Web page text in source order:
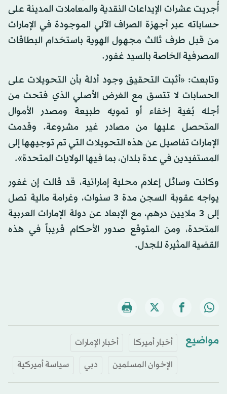
أُجريت عشرات الإيداعات النقدية والمعاملات المدينة على
حساباته عبر أجهزة الصراف الآلي الموجودة في الإمارات
من قبل طرف ثالث مجهول الهوية باستخدام البطاقات
المصرفية الخاصة بالسيد غفور.
وتابعت: «أثبت التحقيق وجود أدلة بأن التحويلات على
الحسابات لا تتسق مع الغرض الأصلي الذي فتحت من
أجله بُغية إخفاء أو تمويه طبيعة ومصدر الأموال
المتحصل عليها من مصادر غير مشروعة. وقدمت
الإمارات تفاصيل عن هذه التحويلات التي تم توجيهها إلى
المستفيدين في عدة بلدان، بما فيها الولايات المتحدة».
وكانت وسائل إعلام محلية إماراتية، قد قالت إن غفور
يواجه عقوبة السجن مدة 3 سنوات، وغرامة مالية تصل
إلى 3 ملايين درهم، مع الإبعاد عن دولة الإمارات العربية
المتحدة، ومن المتوقع صدور الأحكام قريباً في هذه
القضية المثيرة للجدل.
مواضيع أخبار أميركا
أخبار الإمارات
الإخوان المسلمين
دبي سياسة أميركية